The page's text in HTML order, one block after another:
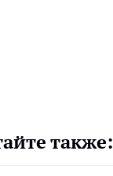
также: